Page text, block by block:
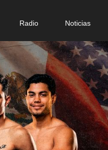
Radio Noticias